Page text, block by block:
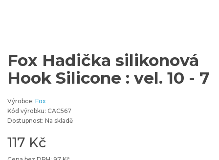
Fox Hadička silikonová
Hook Silicone : vel. 10 - 7
Výrobce: Fox
Kód výrobku: CAC567
Dostupnost: Na skladě
117 Kč